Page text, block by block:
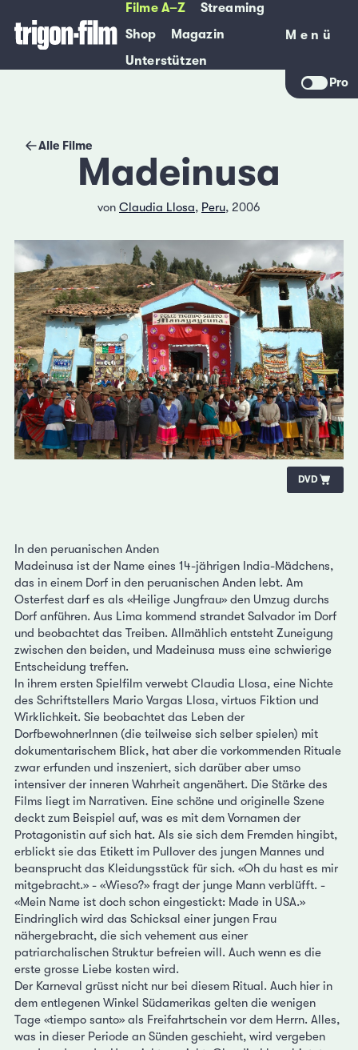
Filme A–Z
Streaming
Shop
Magazin
Unterstützen
Menü
Menü
Pro
Alle Filme
Madeinusa
von Claudia Llosa, Peru, 2006
DVD
In den peruanischen Anden
Madeinusa ist der Name eines 14-jährigen India-Mädchens,
das in einem Dorf in den peruanischen Anden lebt. Am
Osterfest darf es als «Heilige Jungfrau» den Umzug durchs
Dorf anführen. Aus Lima kommend strandet Salvador im Dorf
und beobachtet das Treiben. Allmählich entsteht Zuneigung
zwischen den beiden, und Madeinusa muss eine schwierige
Entscheidung treffen.
In ihrem ersten Spielfilm verwebt Claudia Llosa, eine Nichte
des Schriftstellers Mario Vargas Llosa, virtuos Fiktion und
Wirklichkeit. Sie beobachtet das Leben der
DorfbewohnerInnen (die teilweise sich selber spielen) mit
dokumentarischem Blick, hat aber die vorkommenden Rituale
zwar erfunden und inszeniert, sich darüber aber umso
intensiver der inneren Wahrheit angenähert. Die Stärke des
Films liegt im Narrativen. Eine schöne und originelle Szene
deckt zum Beispiel auf, was es mit dem Vornamen der
Protagonistin auf sich hat. Als sie sich dem Fremden hingibt,
erblickt sie das Etikett im Pullover des jungen Mannes und
beansprucht das Kleidungsstück für sich. «Oh du hast es mir
mitgebracht.» - «Wieso?» fragt der junge Mann verblüfft. -
«Mein Name ist doch schon eingestickt: Made in USA.»
Eindringlich wird das Schicksal einer jungen Frau
nähergebracht, die sich vehement aus einer
patriarchalischen Struktur befreien will. Auch wenn es die
erste grosse Liebe kosten wird.
Der Karneval grüsst nicht nur bei diesem Ritual. Auch hier in
dem entlegenen Winkel Südamerikas gelten die wenigen
Tage «tiempo santo» als Freifahrtschein vor dem Herrn. Alles,
was in dieser Periode an Sünden geschieht, wird vergeben